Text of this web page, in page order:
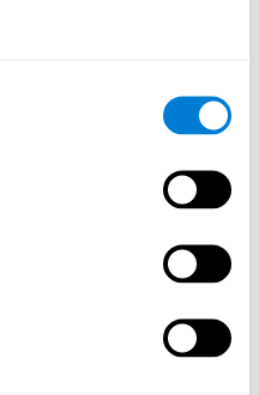
y habrá que detectar la
la pantalla aparecen una serie
Se tendrán que memorizar
repetirlos posteriormente. En
hasta que se
reproducir cada serie de
PLAN
: Aparecerán estímulos